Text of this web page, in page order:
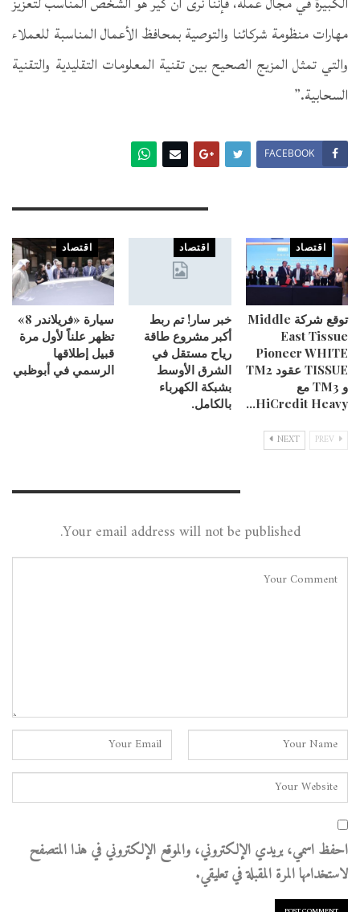
مهارات منظومة شركائنا والتوصية بمحافظ الأعمال المناسبة للعملاء
والتي تمثل المزيج الصحيح بين تقنية المعلومات التقليدية والتقنية
السحابية.”
FACEBOOK
اقتصاد
توقع شركة Middle
East Tissue
Pioneer WHITE
TISSUE عقود TM2
و TM3 مع
HiCredit Heavy…
اقتصاد
خبر سار! تم ربط
أكبر مشروع طاقة
رياح مستقل في
الشرق الأوسط
بشبكة الكهرباء
بالكامل.
اقتصاد
سيارة «فريلاندر 8»
تظهر علناً لأول مرة
قبيل إطلاقها
الرسمي في أبوظبي
NEXT
Your email address will not be published.
احفظ اسمي، بريدي الإلكتروني، والموقع الإلكتروني في هذا المتصفح
لاستخدامها المرة المقبلة في تعليقي.